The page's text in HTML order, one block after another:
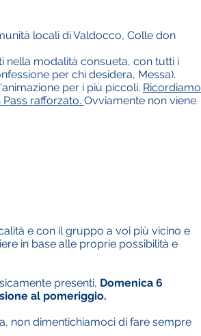
locali di Valdocco, Colle don
nella modalità consueta, con tutti i
per chi desidera, Messa).
per i più piccoli. Ricordiamo
rafforzato. Ovviamente non viene
e con il gruppo a voi più vicino e
in base alle proprie possibilità e
presenti, Domenica 6
al pomeriggio.
non dimentichiamoci di fare sempre